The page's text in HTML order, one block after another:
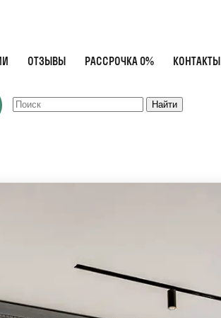
ОТЗЫВЫ РАССРОЧКА 0% КОНТАКТЫ